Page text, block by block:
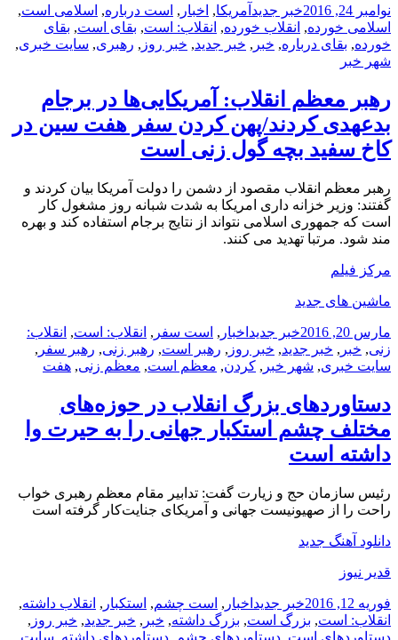
ارسال
شده
در
نوامبر 24, 2016 نویسنده
دسته‌ها
خبر جدیدبرچسب‌ها
آمریکا, اخبار , است درباره, اسلامی است,
اسلامی خورده, انقلاب خورده, انقلاب: است, بقای است, بقای
خورده, بقای درباره, خبر , خبر جدید, خبر روز , رهبری, سایت خبری,
شهر خبر
رهبر معظم انقلاب: آمریکایی‌ها در برجام
بدعهدی کردند/پهن کردن سفر هفت سین در
کاخ سفید بچه گول زنی است
رهبر معظم انقلاب مقصود از دشمن را دولت آمریکا بیان کردند و
گفتند: وزیر خزانه داری امریکا به شدت شبانه روز مشغول کار
است که جمهوری اسلامی نتواند از نتایج برجام استفاده کند و بهره
مند شود. مرتبا تهدید می کنند.
مرکز فیلم
ماشین های جدید
ارسال
شده
در
مارس 20, 2016 نویسنده
دسته‌ها
خبر جدیدبرچسب‌ها
اخبار , است سفر , انقلاب: است, انقلاب:
زنی, خبر , خبر جدید, خبر روز , رهبر است, رهبر زنی, رهبر سفر ,
سایت خبری, شهر خبر , کردن, معظم است, معظم زنی, هفت
دستاوردهای بزرگ انقلاب در حوزه‌‌‌های
مختلف چشم استکبار جهانی را به حیرت وا
داشته است
رئیس سازمان حج و زیارت گفت: تدابیر مقام معظم رهبری خواب
راحت را از صهیونیست جهانی و آمریکای جنایت‌کار گرفته است
دانلود آهنگ جدید
قدیر نیوز
ارسال
شده
در
فوریه 12, 2016 نویسنده
دسته‌ها
خبر جدیدبرچسب‌ها
اخبار , است چشم, استکبار , انقلاب داشته,
انقلاب: است, بزرگ است, بزرگ داشته, خبر , خبر جدید, خبر روز ,
دستاوردهای است دستاوردهای چشم دستاوردهای داشته سایت